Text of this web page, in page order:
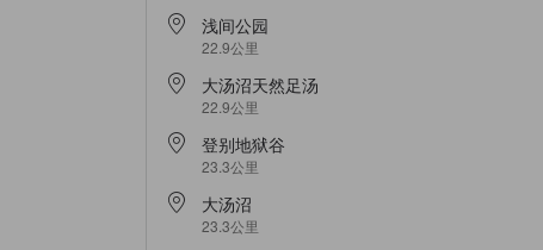
浅间公园
22.9公里
大汤沼天然足汤
22.9公里
登别地狱谷
23.3公里
大汤沼
23.3公里